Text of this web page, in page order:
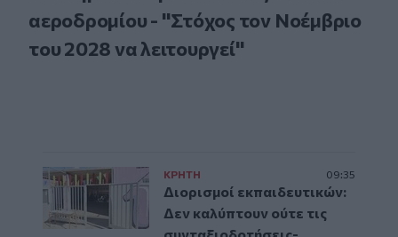
αεροδρομίου - "Στόχος τον Νοέμβριο
του 2028 να λειτουργεί"
ΚΡΗΤΗ 09:35
Διορισμοί εκπαιδευτικών:
Δεν καλύπτουν ούτε τις